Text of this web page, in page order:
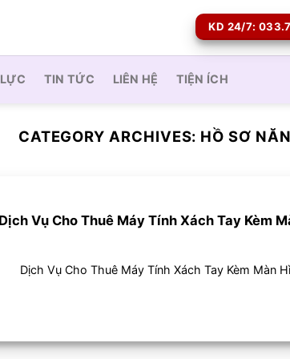
KD 24/7:
TIN TỨC LIÊN HỆ TIỆN ÍCH
CATEGORY ARCHIVES: HỒ SƠ
Dịch Vụ Cho Thuê Máy Tính Xách Tay Kèm
Dịch Vụ Cho Thuê Máy Tính Xách Tay Kèm Màn